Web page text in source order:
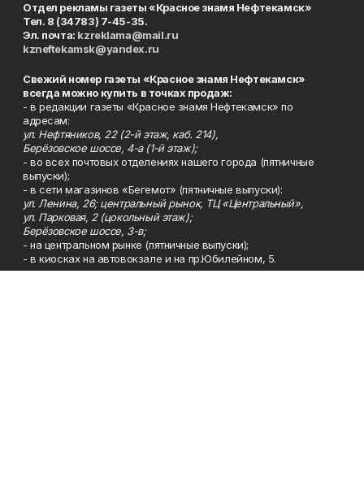
Отдел рекламы газеты «Красное знамя Нефтекамск»
Тел. 8 (34783) 7-45-35.
Эл. почта: kzreklama@mail.ru
kzneftekamsk@yandex.ru
Свежий номер газеты «Красное знамя Нефтекамск»
всегда можно купить в точках продаж:
- в редакции газеты «Красное знамя Нефтекамск» по
адресам:
ул. Нефтяников, 22 (2-й этаж, каб. 214),
Берёзовское шоссе, 4-а (1-й этаж);
- во всех почтовых отделениях нашего города (пятничные
выпуски);
- в сети магазинов «Бегемот» (пятничные выпуски):
ул. Ленина, 26; центральный рынок, ТЦ «Центральный»,
ул. Парковая, 2 (цокольный этаж);
Берёзовское шоссе, 3-в;
- на центральном рынке (пятничные выпуски);
- в киосках на автовокзале и на пр.Юбилейном, 5.